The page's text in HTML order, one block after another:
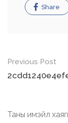
Share
Post
Previous Post
Таны имэйл